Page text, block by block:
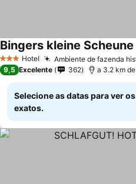
3 EstrelasHotel Ambiente de fazenda
Bingers kleine Scheune
9,5 Excelente 362 a 3.2 km
Selecione as datas para ver
exatos.